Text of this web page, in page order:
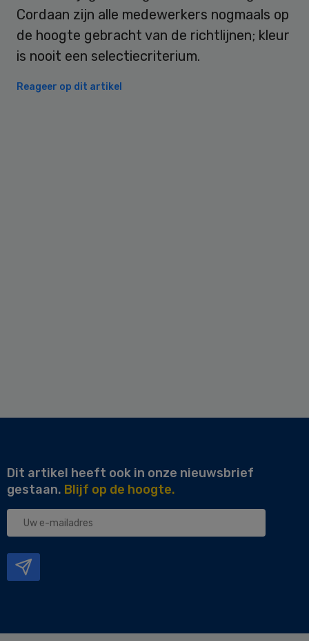
Cordaan zijn alle medewerkers nogmaals op
de hoogte gebracht van de richtlijnen; kleur
is nooit een selectiecriterium.
Reageer op dit artikel
Dit artikel heeft ook in onze nieuwsbrief
gestaan. Blijf op de hoogte.
Uw